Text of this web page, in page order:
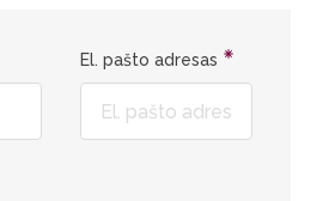
El. pašto adresas